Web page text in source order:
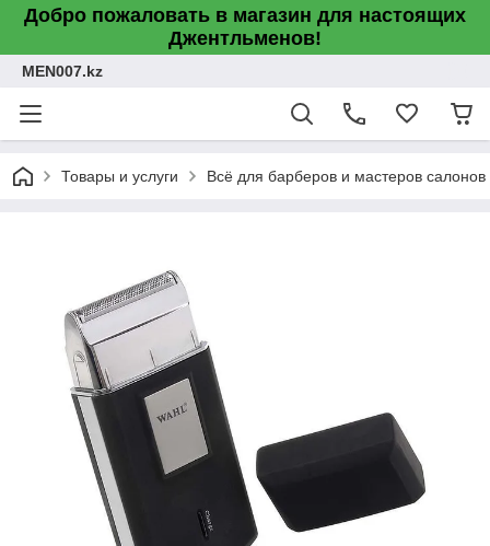
Добро пожаловать в магазин для настоящих
Джентльменов!
MEN007.kz
Товары и услуги Всё для барберов и мастеров салонов